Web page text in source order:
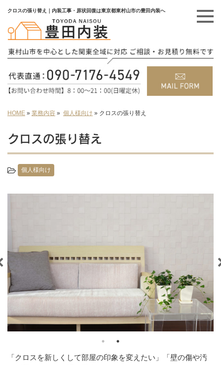
クロスの張り替え｜内装工事・原状回復は東京都東村山市の豊田内装へ
HOME » 業務内容 » 個人様向け » クロスの張り替え
クロスの張り替え
個人様向け
「クロスを新しくして部屋の印象を変えたい」「壁の傷や汚